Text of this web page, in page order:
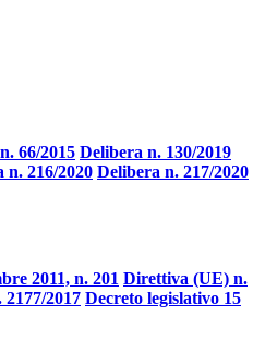
66/2015 Delibera n. 130/2019
n. 216/2020 Delibera n. 217/2020
2011, n. 201 Direttiva (UE) n.
2017 Decreto legislativo 15